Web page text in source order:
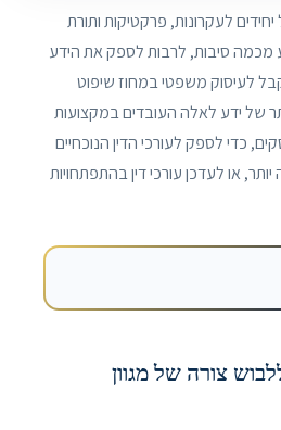
לעקרונות, פרקטיקות ותורת
סיבות, לרבות לספק את הידע
לעיסוק משפטי במחוז שיפוט
של ידע לאלה העובדים במקצועות
כדי לספק לעורכי הדין הנוכחיים
או לעדכן עורכי דין בהתפתחויות
צורה של מגוון